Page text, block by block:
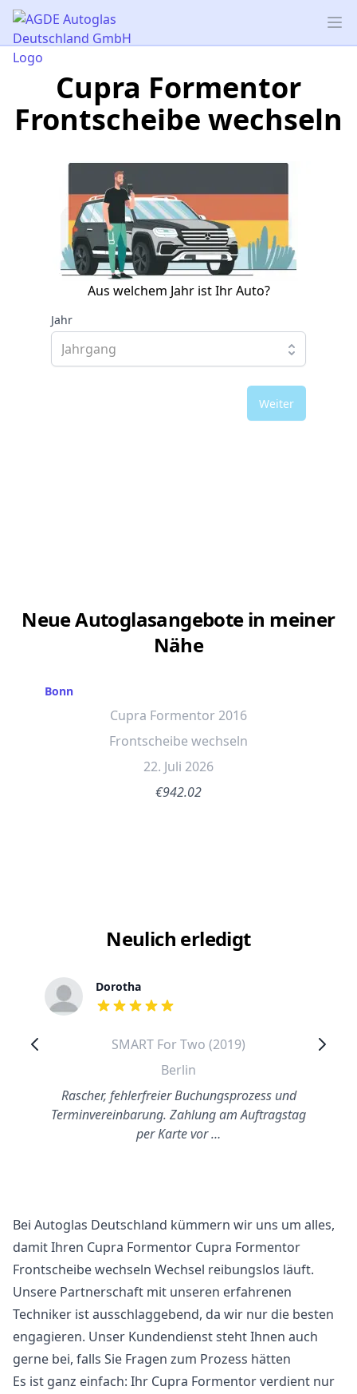
AGDE Autoglas Deutschland GmbH
Cupra Formentor
Frontscheibe wechseln
Aus welchem Jahr ist Ihr Auto?
Jahr
Weiter
Neue Autoglasangebote in meiner
Nähe
Bonn
Cupra Formentor 2016
Frontscheibe wechseln
22. Juli 2026
€942.02
Neulich erledigt
Dorotha
out of 5 stars
SMART For Two (2019)
Berlin
Rascher, fehlerfreier Buchungsprozess und
Terminvereinbarung. Zahlung am Auftragstag
per Karte vor …
Bei Autoglas Deutschland kümmern wir uns um alles,
damit Ihren Cupra Formentor Cupra Formentor
Frontscheibe wechseln Wechsel reibungslos läuft.
Unsere Partnerschaft mit unseren erfahrenen
Techniker ist ausschlaggebend, da wir nur die besten
engagieren. Unser Kundendienst steht Ihnen auch
gerne bei, falls Sie Fragen zum Prozess hätten
Es ist ganz einfach: Ihr Cupra Formentor verdient nur